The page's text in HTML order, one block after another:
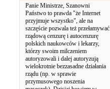
Panie Ministrze, Szanowni
Państwo to prawda "że Internet
przyjmuje wszystko", ale na
szczęście pozwala też przełamywać
rządową cenzurę i autocenzurę
polskich naukowców i lekarzy,
którzy swoim milczeniem
autoryzowali i dalej autoryzują
wielokrotnie bezzasadne działania
rządu (np. w sprawie
przymusowego noszenia